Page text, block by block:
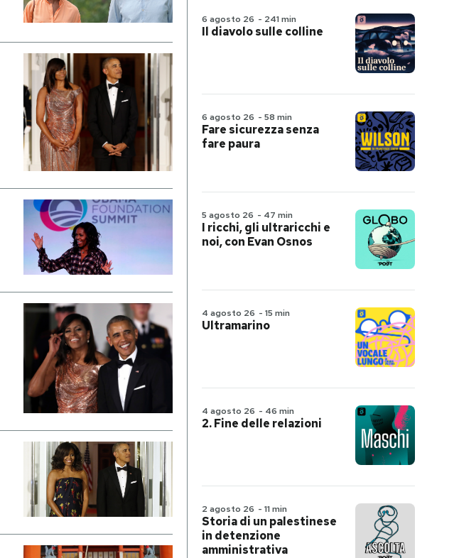
6 agosto 26 - 241 min
Il diavolo sulle colline
6 agosto 26 - 58 min
Fare sicurezza senza
fare paura
5 agosto 26 - 47 min
I ricchi, gli ultraricchi e
noi, con Evan Osnos
4 agosto 26 - 15 min
Ultramarino
4 agosto 26 - 46 min
2. Fine delle relazioni
2 agosto 26 - 11 min
Storia di un palestinese
in detenzione
amministrativa